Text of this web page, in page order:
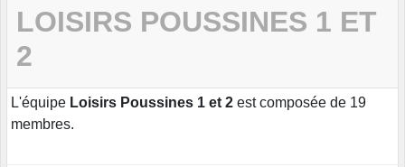
LOISIRS POUSSINES 1 ET
2
L'équipe Loisirs Poussines 1 et 2 est composée de 19
membres.